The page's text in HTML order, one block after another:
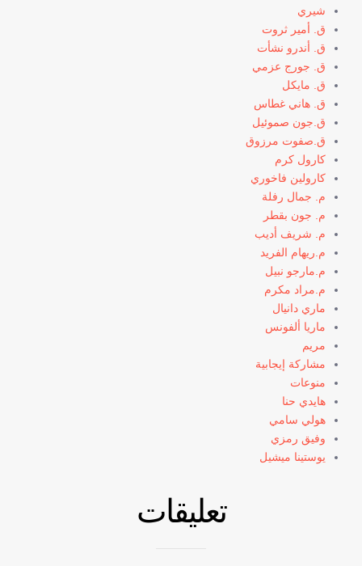
شيري
ق. أمير ثروت
ق. أندرو نشأت
ق. جورج عزمي
ق. مايكل
ق. هاني غطاس
ق.جون صموئيل
ق.صفوت مرزوق
كارول كرم
كارولين فاخوري
م. جمال رفلة
م. جون بقطر
م. شريف أديب
م.ريهام الفريد
م.مارجو نبيل
م.مراد مكرم
ماري دانيال
ماريا ألفونس
مريم
مشاركة إيجابية
منوعات
هايدي حنا
هولي سامي
وفيق رمزي
يوستينا ميشيل
تعليقات